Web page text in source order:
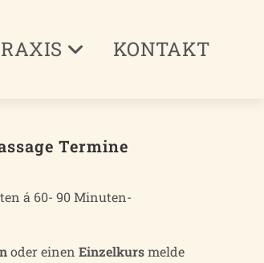
KONTAKT
Termine
á 60- 90 Minuten-
oder einenEinzelkursmelde